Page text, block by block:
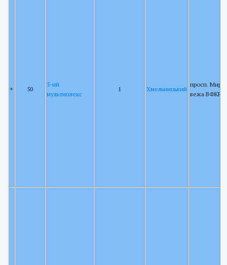
+ 50
5-ий
мультиплекс
1 Хмельницький
просп. Миру
вежа